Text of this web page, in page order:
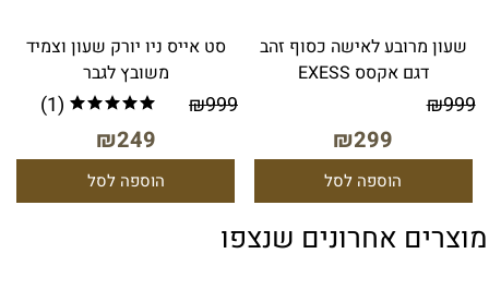
שעון מרובע לאישה כסוף זהב
דגם אקסס EXESS
₪999
₪299
הוספה לסל
סט אייס ניו יורק שעון וצמיד
משובץ לגבר
₪999
₪249
(1)
הוספה לסל
מוצרים אחרונים שנצפו